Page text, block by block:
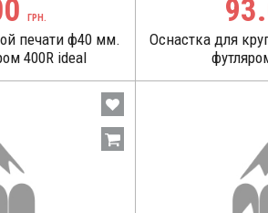
ГРН.
печати ф40 мм.
400R ideal
Оснастка для